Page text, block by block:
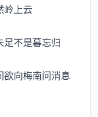
岭上云
不是暮忘归
向梅南问消息